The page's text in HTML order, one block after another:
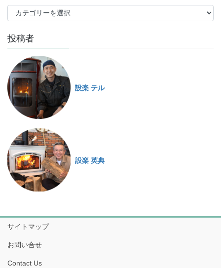
投稿者
設楽 テル
設楽 英典
サイトマップ
お問い合せ
Contact Us